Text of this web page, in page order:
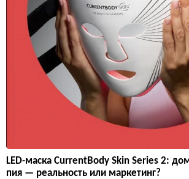
LED-маска CurrentBody Skin Series 2:
пия — реальность или маркетинг?